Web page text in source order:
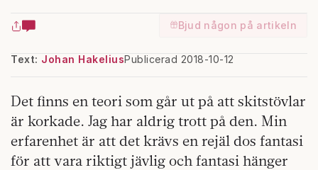
Bjud någon på artikeln
Text: Johan HakeliusPublicerad 2018-10-12
Det finns en teori som går ut på att skitstövlar
är korkade. Jag har aldrig trott på den. Min
erfarenhet är att det krävs en rejäl dos fantasi
för att vara riktigt jävlig och fantasi hänger